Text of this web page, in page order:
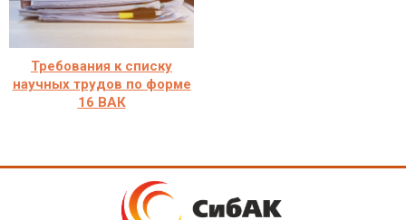
Требования к списку
научных трудов по форме
16 ВАК